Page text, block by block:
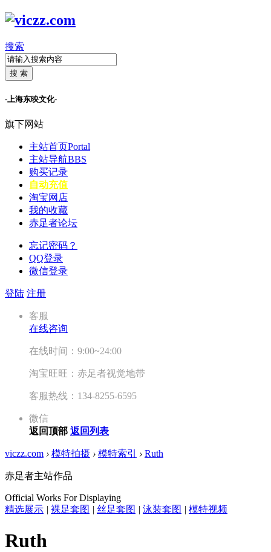
搜索
搜 索
-上海东映文化-
旗下网站
主站首页Portal
主站导航BBS
购买记录
自动充值
淘宝网店
我的收藏
赤足者论坛
忘记密码？
QQ登录
微信登录
登陆 注册
客服
在线咨询
在线时间：9:00~24:00
淘宝旺旺：赤足者视觉地带
客服热线：134-8255-6595
微信
返回顶部 返回列表
viczz.com › 模特拍摄 › 模特索引 › Ruth
赤足者主站作品
Official Works For Displaying
精选展示 | 裸足套图 | 丝足套图 | 泳装套图 | 模特视频
Ruth